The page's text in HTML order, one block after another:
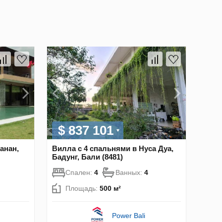
$ 837 101
Вилла с 4 спальнями в Нуса Дуа,
Бадунг, Бали (8481)
Спален: 4 Ванных: 4
Площадь: 500 м²
Power Bali